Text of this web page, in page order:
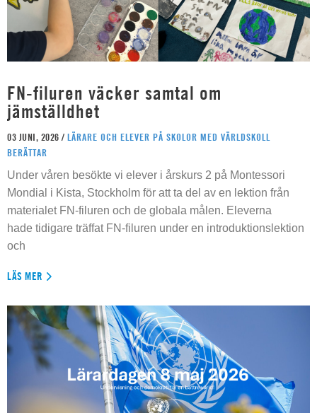
FN-filuren väcker samtal om
jämställdhet
03 JUNI, 2026 / LÄRARE OCH ELEVER PÅ SKOLOR MED VÄRLDSKOLL
BERÄTTAR
Under våren besökte vi elever i årskurs 2 på Montessori
Mondial i Kista, Stockholm för att ta del av en lektion från
materialet FN-filuren och de globala målen. Eleverna
hade tidigare träffat FN-filuren under en introduktionslektion
och
LÄS MER